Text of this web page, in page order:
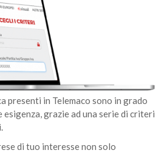
presenti in Telemaco sono in grado
esigenza, grazie ad una serie di criteri
di tuo interesse non solo